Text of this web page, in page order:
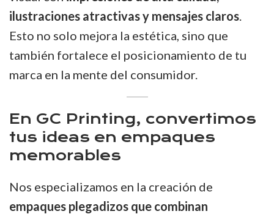
ilustraciones atractivas y mensajes claros.
Esto no solo mejora la estética, sino que
también fortalece el posicionamiento de tu
marca en la mente del consumidor.
En GC Printing, convertimos
tus ideas en empaques
memorables
Nos especializamos en la creación de
empaques plegadizos que combinan